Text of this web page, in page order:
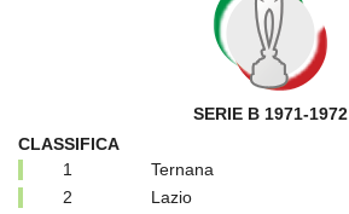
SERIE B 1971-1972
CLASSIFICA
1
Ternana
2
Lazio